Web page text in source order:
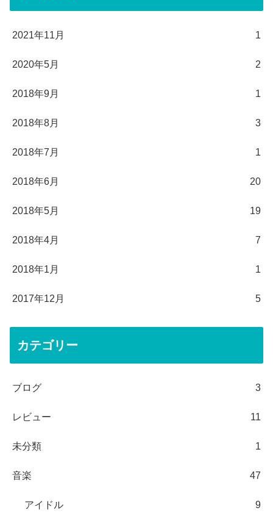
2021年11月 1
2020年5月 2
2018年9月 1
2018年8月 3
2018年7月 1
2018年6月 20
2018年5月 19
2018年4月 7
2018年1月 1
2017年12月 5
カテゴリー
ブログ 3
レビュー 11
未分類 1
音楽 47
アイドル 9